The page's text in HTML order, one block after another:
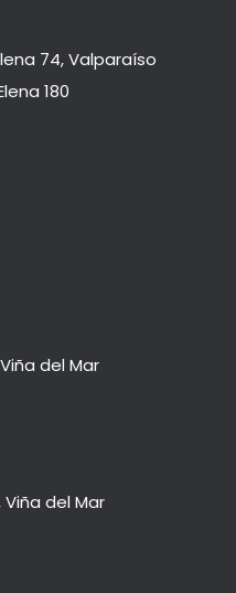
74, Valparaíso
180
del Mar
del Mar